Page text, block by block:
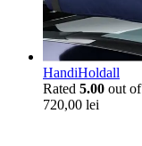
HandiHoldall
Rated 5.00 out
720,00 lei